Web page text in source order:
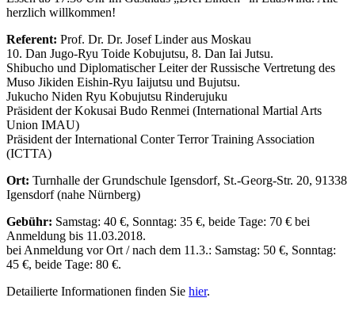
herzlich willkommen!
Referent: Prof. Dr. Dr. Josef Linder aus Moskau
10. Dan Jugo-Ryu Toide Kobujutsu, 8. Dan Iai Jutsu.
Shibucho und Diplomatischer Leiter der Russische Vertretung des
Muso Jikiden Eishin-Ryu Iaijutsu und Bujutsu.
Jukucho Niden Ryu Kobujutsu Rinderujuku
Präsident der Kokusai Budo Renmei (International Martial Arts
Union IMAU)
Präsident der International Conter Terror Training Association
(ICTTA)
Ort: Turnhalle der Grundschule Igensdorf, St.-Georg-Str. 20, 91338
Igensdorf (nahe Nürnberg)
Gebühr: Samstag: 40 €, Sonntag: 35 €, beide Tage: 70 € bei
Anmeldung bis 11.03.2018.
bei Anmeldung vor Ort / nach dem 11.3.: Samstag: 50 €, Sonntag:
45 €, beide Tage: 80 €.
Detailierte Informationen finden Sie hier.